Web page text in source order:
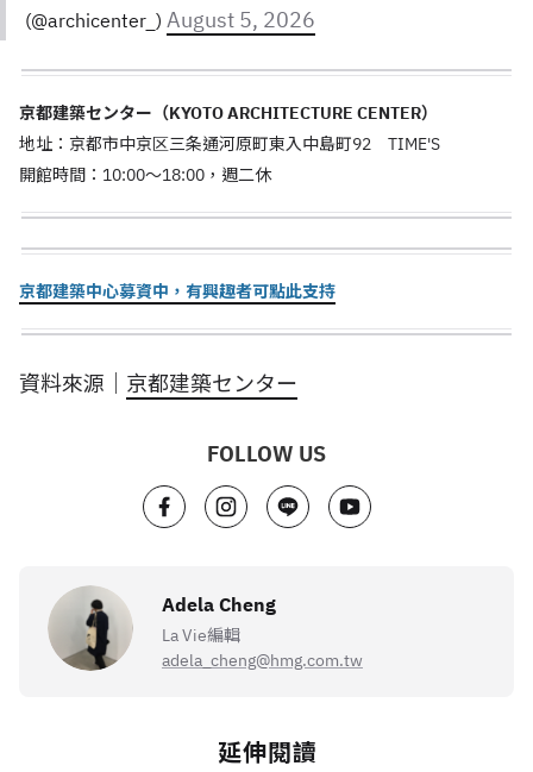
(@archicenter_) August 5, 2026
京都建築センター（KYOTO ARCHITECTURE CENTER）
地址：京都市中京区三条通河原町東入中島町92 TIME'S
開館時間：10:00～18:00，週二休
京都建築中心募資中，有興趣者可點此支持
資料來源｜ 京都建築センター
FOLLOW US
Adela Cheng
La Vie編輯
adela_cheng@hmg.com.tw
延伸閱讀